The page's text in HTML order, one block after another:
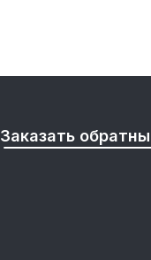
Заказать